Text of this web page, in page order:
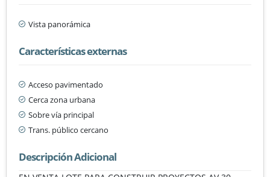
Vista panorámica
Características externas
Acceso pavimentado
Cerca zona urbana
Sobre vía principal
Trans. público cercano
Descripción Adicional